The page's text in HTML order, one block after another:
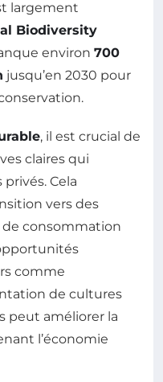
largement
Biodiversity
environ 700
jusqu’en 2030 pour
, il est crucial de
claires qui
Cela
vers des
consommation
comme
de cultures
peut améliorer la
l’économie